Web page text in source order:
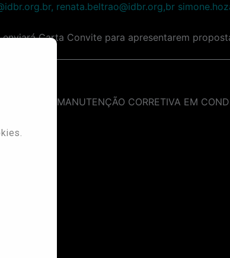
renata.beltrao@idbr.org,br
Carta Convite para apresentarem